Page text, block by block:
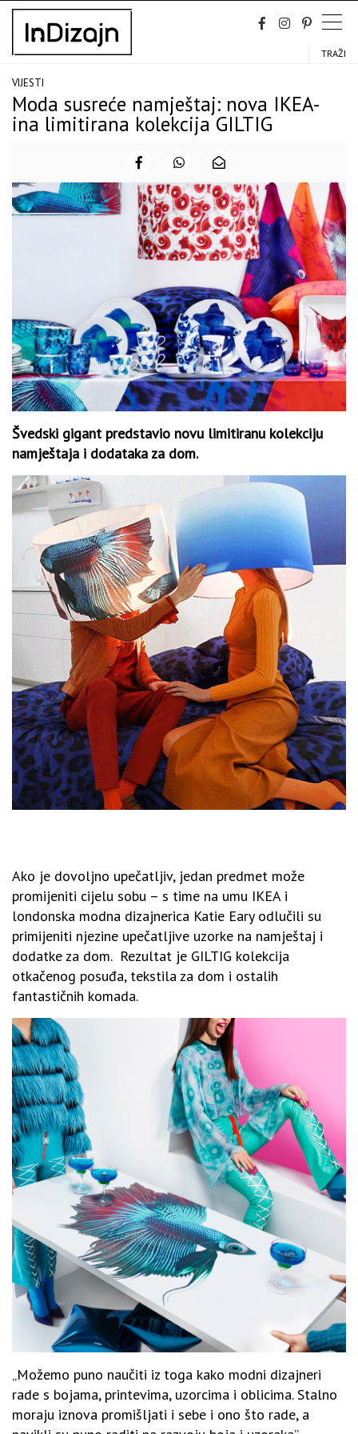
Skip
content
TRAŽI
VIJESTI
Moda susreće namještaj: nova IKEA-
ina limitirana kolekcija GILTIG
Švedski gigant predstavio novu limitiranu kolekciju
namještaja i dodataka za dom.
Ako je dovoljno upečatljiv, jedan predmet može
promijeniti cijelu sobu – s time na umu IKEA i
londonska modna dizajnerica Katie Eary odlučili su
primijeniti njezine upečatljive uzorke na namještaj i
dodatke za dom. Rezultat je GILTIG kolekcija
otkačenog posuđa, tekstila za dom i ostalih
fantastičnih komada.
„Možemo puno naučiti iz toga kako modni dizajneri
rade s bojama, printevima, uzorcima i oblicima. Stalno
moraju iznova promišljati i sebe i ono što rade, a